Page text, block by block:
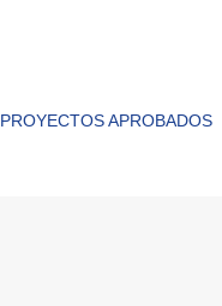
PROYECTOS APROBADOS